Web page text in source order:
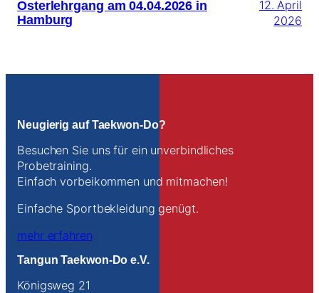
Osterlehrgang am 04.04.2026 in
Hamburg
12. April
2026
Neugierig auf Taekwon-Do?
Besuchen Sie uns für ein unverbindliches
Probetraining.
Einfach vorbeikommen und mitmachen!
Einfache Sportbekleidung genügt.
mehr erfahren
Tangun Taekwon-Do e.V.
Königsweg 21